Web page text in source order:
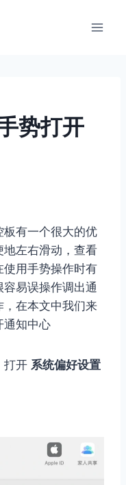
势打开
有一个很大的优
左右滑动，查看
用手势操作时有
易误操作调出通
在本文中我们来
通知中心
打开 系统偏好设置